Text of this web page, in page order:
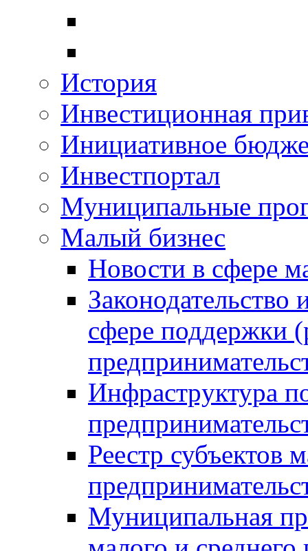
История
Инвестиционная
Инициативное
Инвестпортал
Муниципальные
Малый бизнес
Новости в сфере
сфере поддержки
Инфраструктура
Реестр субъектов
Муниципальная